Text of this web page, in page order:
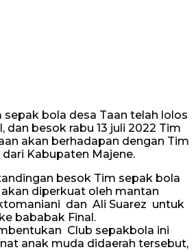
sepak bola desa Taan telah lolos
dan besok rabu 13 juli 2022 Tim
akan berhadapan dengan Tim
Kabupaten Majene.
besok Tim sepak bola
diperkuat oleh mantan
dan Ali Suarez untuk
bababak Final.
Club sepakbola ini
anak muda didaerah tersebut,